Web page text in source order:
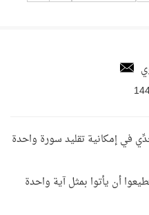
في إمكانية تقليد سورة واحدة
أن يأتوا بمثل آية واحدة